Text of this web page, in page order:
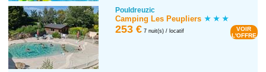
Pouldreuzic
Camping Les Peupliers
253 € 7 nuit(s) / locatif
VOIR
L'OFFRE